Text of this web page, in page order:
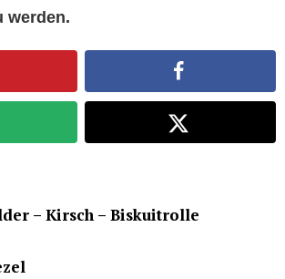
werden.
– Kirsch – Biskuitrolle